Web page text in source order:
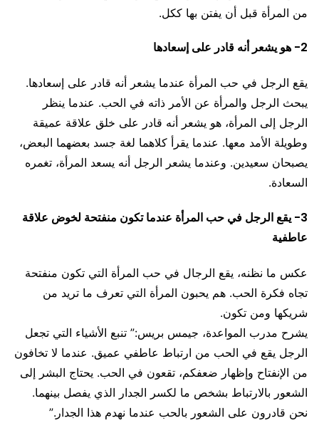
من المرأة قبل أن يفتن بها ككل.
2- هو يشعر أنه قادر على إسعادها
يقع الرجل في حب المرأة عندما يشعر أنه قادر على إسعادها.
يبحث الرجل والمرأة عن الأمر ذاته في الحب. عندما ينظر
الرجل إلى المرأة، هو يشعر أنه قادر على خلق علاقة عميقة
وطويلة الأمد معها. عندما يقرأ كلاهما لغة جسد بعضهما البعض،
يصبحان سعيدين. وعندما يشعر الرجل أنه يسعد المرأة، تغمره
السعادة.
3- يقع الرجل في حب المرأة عندما تكون منفتحة لخوض علاقة
عاطفية
عكس ما نظنه، يقع الرجال في حب المرأة التي تكون منفتحة
تجاه فكرة الحب. هم يحبون المرأة التي تعرف ما تريد من
شريكها ومن تكون.
يشرح مدرب المواعدة، جيمس بريس:” تنبع الأشياء التي تجعل
الرجل يقع في الحب من ارتباط عاطفي عميق. عندما لا تخافون
من الإنفتاح وإظهار ضعفكم، تقعون في الحب. يحتاج البشر إلى
الشعور بالارتباط بشخص ما لكسر الجدار الذي يفصل بينهما.
نحن قادرون على الشعور بالحب عندما نهدم هذا الجدار.”